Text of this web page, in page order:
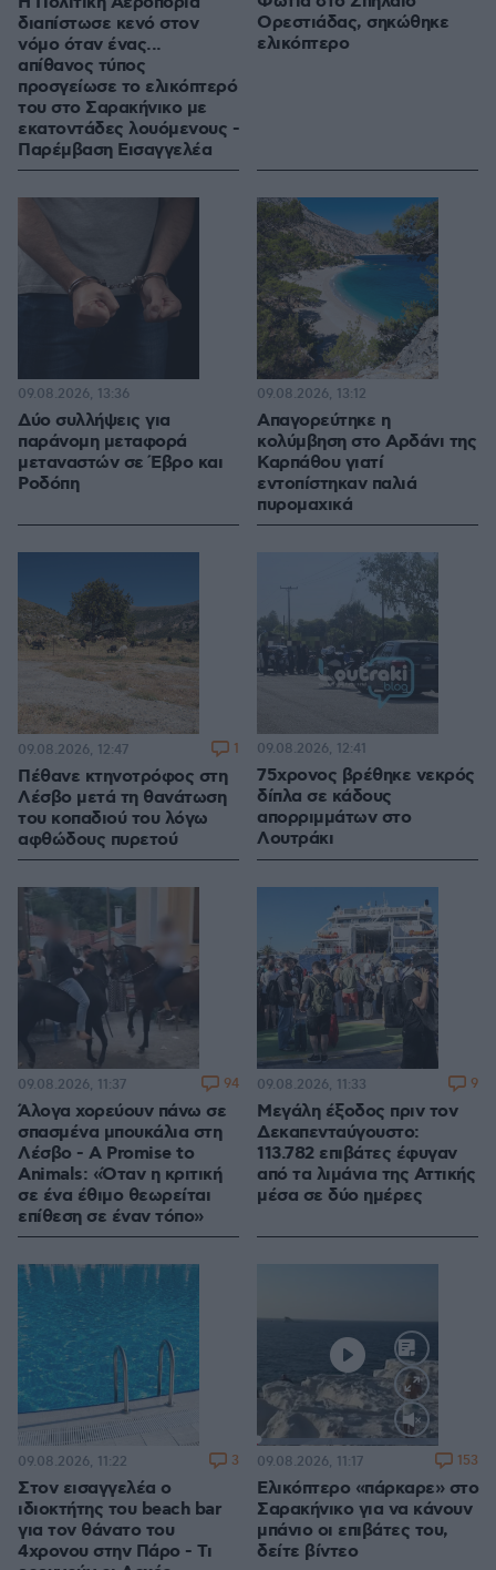
διαπίστωσε κενό στον
νόμο όταν ένας...
απίθανος τύπος
προσγείωσε το ελικόπτερό
του στο Σαρακήνικο με
εκατοντάδες λουόμενους -
Παρέμβαση Εισαγγελέα
Ορεστιάδας, σηκώθηκε
ελικόπτερο
Δύο συλλήψεις για
παράνομη μεταφορά
μεταναστών σε Έβρο και
Ροδόπη
09.08.2026, 13:36
Απαγορεύτηκε η
κολύμβηση στο Αρδάνι της
Καρπάθου γιατί
εντοπίστηκαν παλιά
πυρομαχικά
09.08.2026, 13:12
Πέθανε κτηνοτρόφος στη
Λέσβο μετά τη θανάτωση
του κοπαδιού του λόγω
αφθώδους πυρετού
09.08.2026, 12:47 1
75χρονος βρέθηκε νεκρός
δίπλα σε κάδους
απορριμμάτων στο
Λουτράκι
09.08.2026, 12:41
Άλογα χορεύουν πάνω σε
σπασμένα μπουκάλια στη
Λέσβο - A Promise to
Animals: «Όταν η κριτική
σε ένα έθιμο θεωρείται
επίθεση σε έναν τόπο»
09.08.2026, 11:37 94
Μεγάλη έξοδος πριν τον
Δεκαπενταύγουστο:
113.782 επιβάτες έφυγαν
από τα λιμάνια της Αττικής
μέσα σε δύο ημέρες
09.08.2026, 11:33 9
Στον εισαγγελέα ο
ιδιοκτήτης του beach bar
για τον θάνατο του
4χρονου στην Πάρο - Τι
09.08.2026, 11:22 3
Loaded
100.00%
Ελικόπτερο «πάρκαρε» στο
Σαρακήνικο για να κάνουν
μπάνιο οι επιβάτες του,
δείτε βίντεο
09.08.2026, 11:17 153